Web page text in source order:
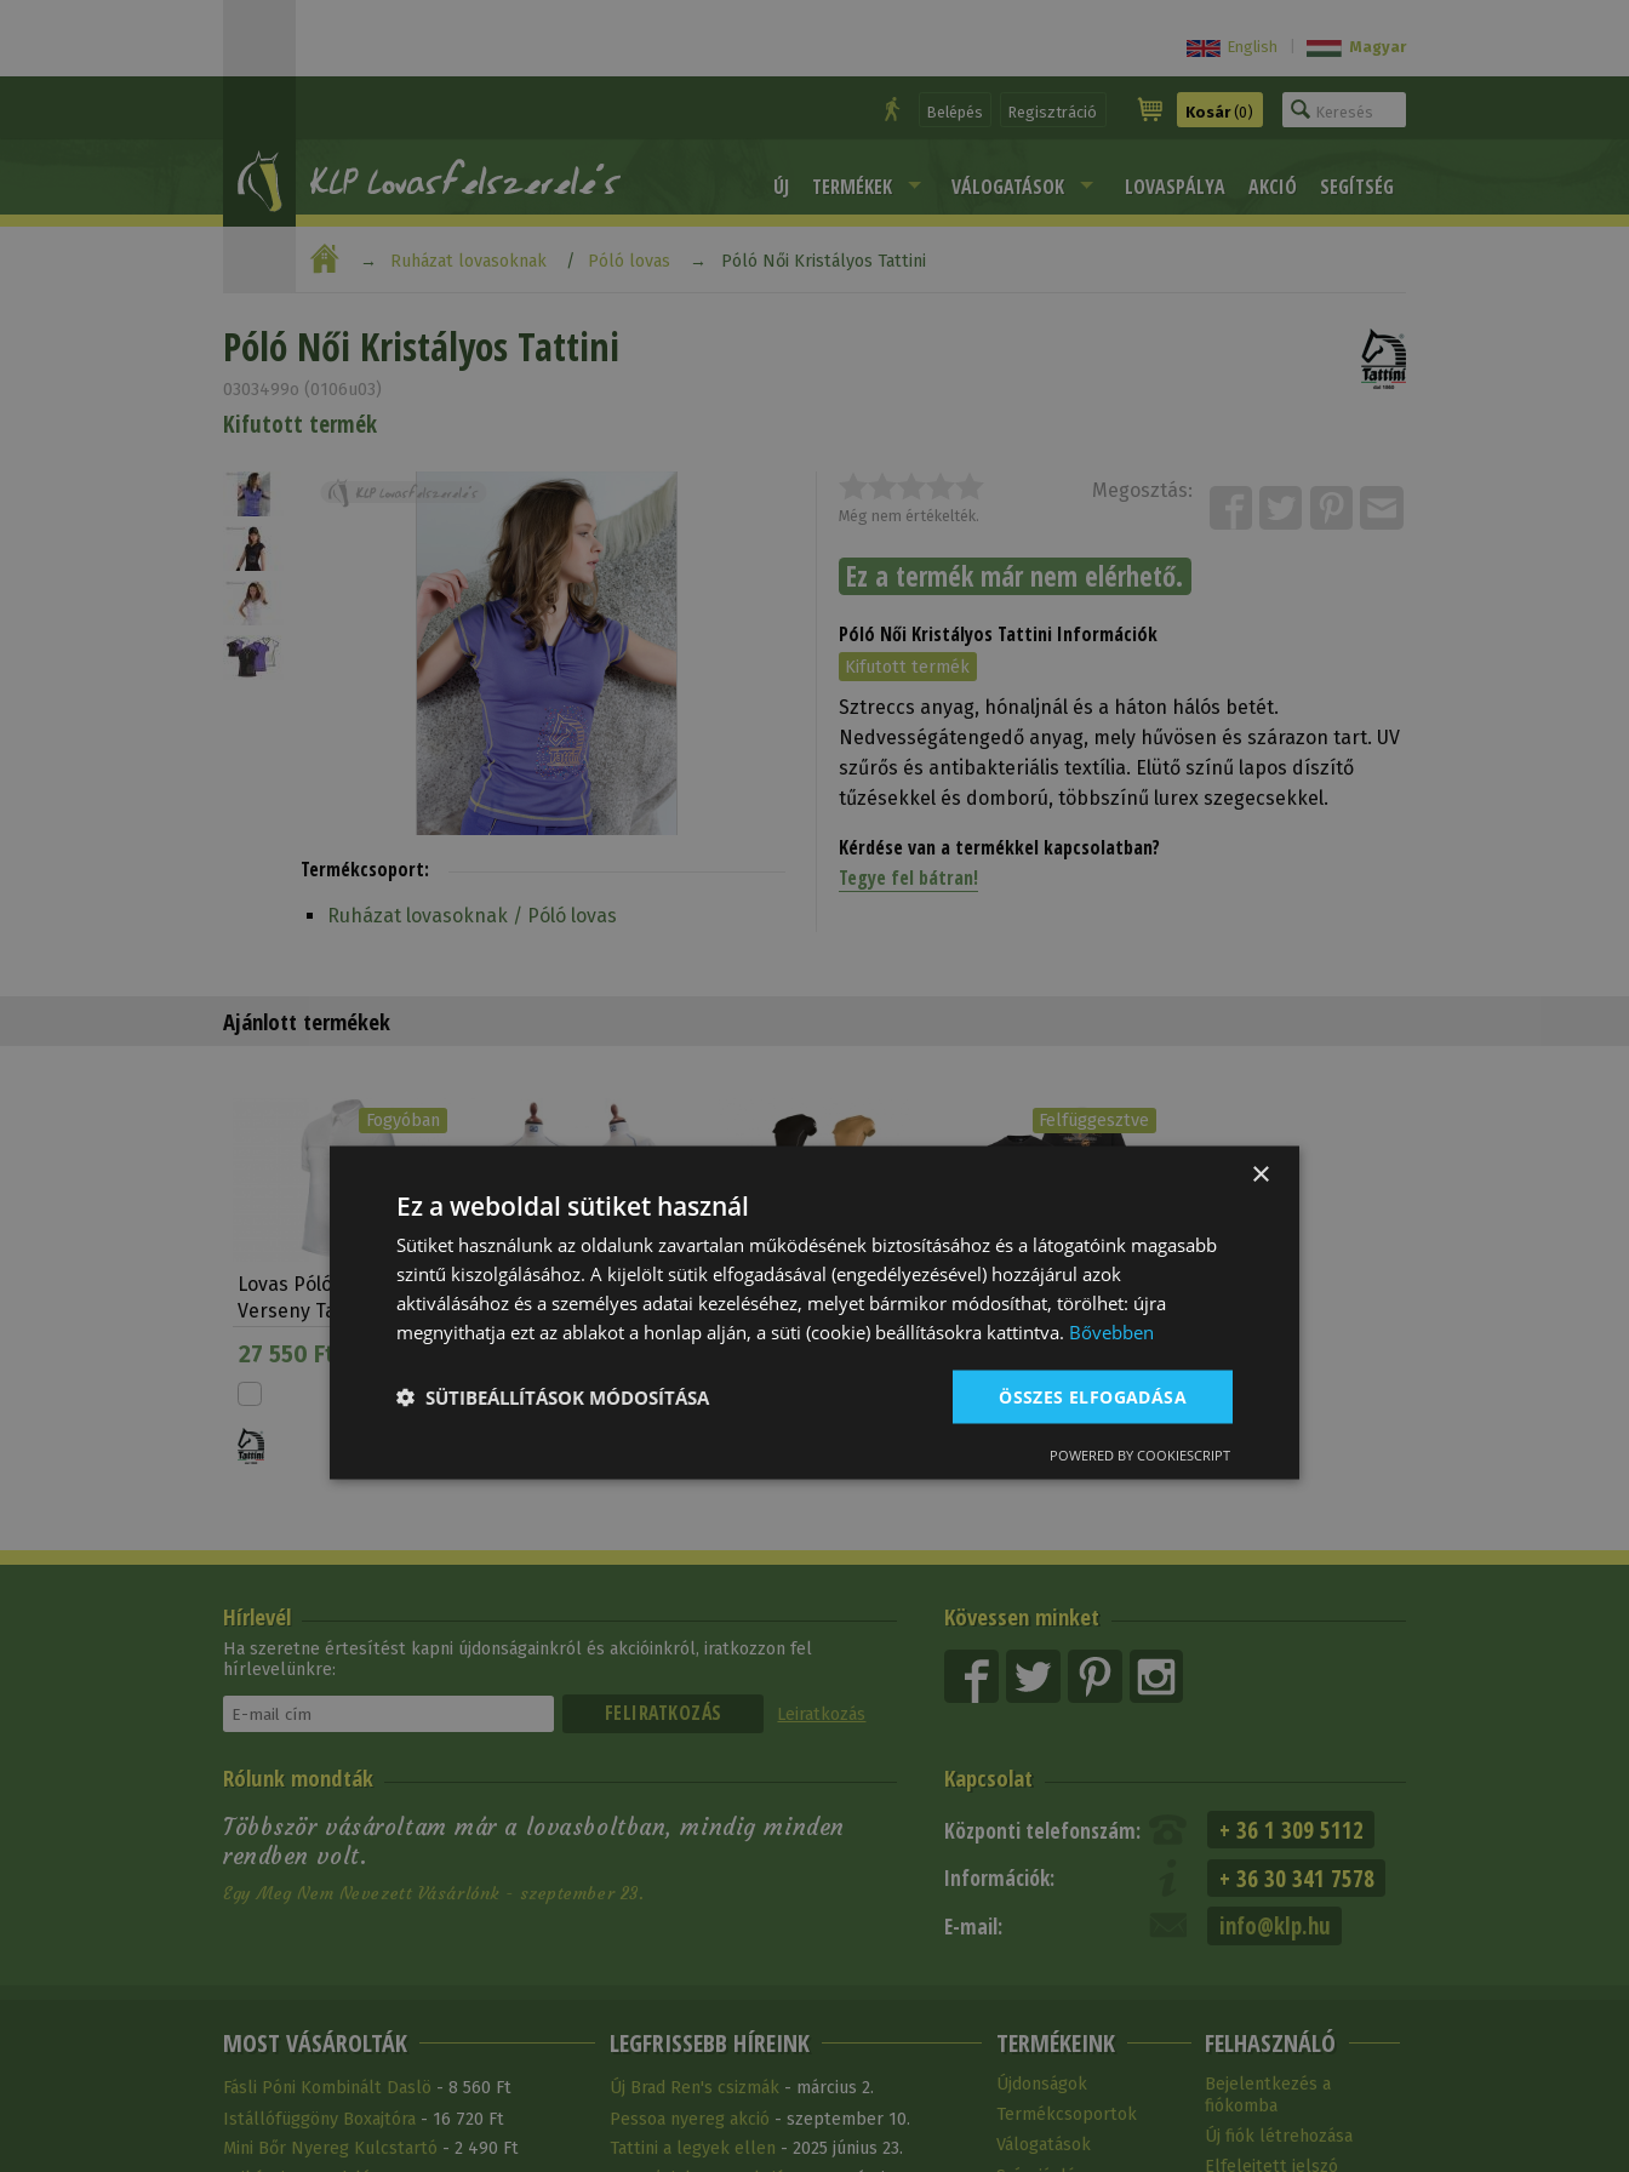
English Magyar
Belépés Regisztráció Kosár(0)
ÚJ TERMÉKEK VÁLOGATÁSOK LOVASPÁLYA AKCIÓ SEGÍTSÉG
Ruházat lovasoknak Póló lovas Póló Női Kristályos Tattini
Póló Női Kristályos Tattini
0303499o (0106u03)
Kifutott termék
Még nem értékelték.
Megosztás:
Ez a termék már nem elérhető.
Póló Női Kristályos Tattini Információk
Kifutott termék
Sztreccs anyag, hónaljnál és a háton hálós betét.
Nedvességátengedő anyag, mely hűvösen és szárazon tart. UV
szűrős és antibakteriális textília. Elütő színű lapos díszítő
tűzésekkel és domború, többszínű lurex szegecsekkel.
Kérdése van a termékkel kapcsolatban?
Tegye fel bátran!
Termékcsoport:
Ruházat lovasoknak / Póló lovas
Ajánlott termékek
Fogyóban
Lovas Póló Férfi
Verseny Tattini
27 550 Ft
Póló Galopp Feszes
High Tech
Póló Női Passiflora
Tattini
Felfüggesztve
Stars & Stripes Dutton
Ranch Yellow…
Kövessen minket
Hírlevél
Ha szeretne értesítést kapni újdonságainkról és akcióinkról, iratkozzon fel
hírlevelünkre:
Leiratkozás
Kapcsolat
Központi telefonszám: + 36 1 309 5112
Információk: + 36 30 341 7578
E-mail: info@klp.hu
Rólunk mondták
Többször vásároltam már a lovasboltban, mindig minden
rendben volt.
Egy Meg Nem Nevezett Vásárlónk - szeptember 23.
MOST VÁSÁROLTÁK
Fásli Póni Kombinált Daslö - 8 560 Ft
Istállófüggöny Boxajtóra - 16 720 Ft
Mini Bőr Nyereg Kulcstartó - 2 490 Ft
LEGFRISSEBB HÍREINK
Új Brad Ren's csizmák- március 2.
Pessoa nyereg akció - szeptember 10.
Tattini a legyek ellen - 2025 június 23.
TERMÉKEINK
Újdonságok
Termékcsoportok
Válogatások
FELHASZNÁLÓ
Bejelentkezés a
fiókomba
Új fiók létrehozása
Elfelejtett jelszó
×
Ez a weboldal sütiket használ
Sütiket használunk az oldalunk zavartalan működésének biztosításához és a látogatóink magasabb
szintű kiszolgálásához. A kijelölt sütik elfogadásával (engedélyezésével) hozzájárul azok
aktiválásához és a személyes adatai kezeléséhez, melyet bármikor módosíthat, törölhet: újra
megnyithatja ezt az ablakot a honlap alján, a süti (cookie) beállításokra kattintva. Bővebben
ÖSSZES ELFOGADÁSA
SÜTIBEÁLLÍTÁSOK MÓDOSÍTÁSA
POWERED BY COOKIESCRIPT